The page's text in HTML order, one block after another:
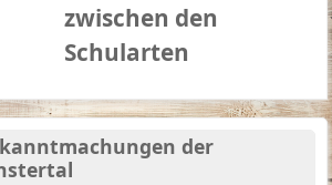
zwischen den
Schularten
der